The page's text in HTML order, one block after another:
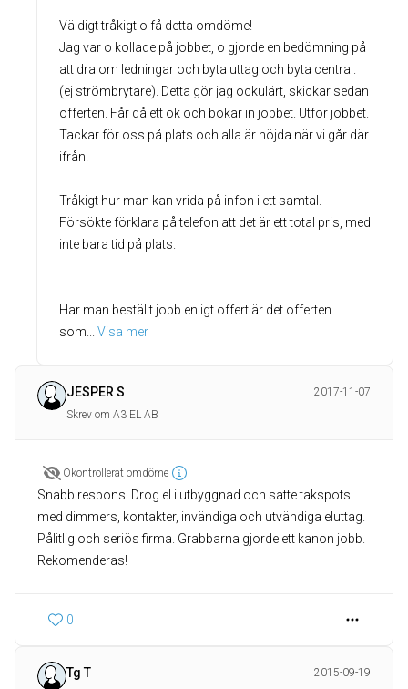
Väldigt tråkigt o få detta omdöme!
Jag var o kollade på jobbet, o gjorde en bedömning på
att dra om ledningar och byta uttag och byta central.
(ej strömbrytare). Detta gör jag ockulärt, skickar sedan
offerten. Får då ett ok och bokar in jobbet. Utför jobbet.
Tackar för oss på plats och alla är nöjda när vi går där
ifrån.
Tråkigt hur man kan vrida på infon i ett samtal.
Försökte förklara på telefon att det är ett total pris, med
inte bara tid på plats.
Har man beställt jobb enligt offert är det offerten
som
Visa mer
JESPER S
2017-11-07
Skrev om A3 EL AB
Okontrollerat omdöme
Snabb respons. Drog el i utbyggnad och satte takspots
med dimmers, kontakter, invändiga och utvändiga eluttag.
Pålitlig och seriös firma. Grabbarna gjorde ett kanon jobb.
Rekomenderas!
0
Tg T
2015-09-19